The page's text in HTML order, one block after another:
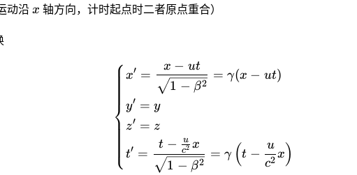
动沿 x 轴方向，计时起点时二者原点重合）
⎩
⎨
⎧ x′ =
1 − β2
x − ut
= γ(x − ut)
y′ = y
z′ = z
t′ =
1 − β2
t − c2
u x
= γ (t −
c2
u
x)